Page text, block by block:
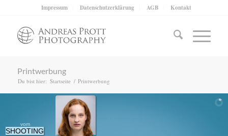
Impressum Datenschutzerklärung AGB Kontakt
Printwerbung
Du bist hier: Startseite / Printwerbung
vom
SHOOTING